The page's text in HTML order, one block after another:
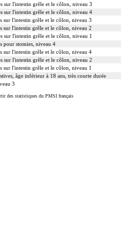
sur l'intestin grêle et le côlon, niveau 3
sur l'intestin grêle et le côlon, niveau 4
sur l'intestin grêle et le côlon, niveau 3
sur l'intestin grêle et le côlon, niveau 2
sur l'intestin grêle et le côlon, niveau 1
pour stomies, niveau 4
sur l'intestin grêle et le côlon, niveau 4
sur l'intestin grêle et le côlon, niveau 2
sur l'intestin grêle et le côlon, niveau 1
âge inférieur à 18 ans, très courte durée
3
des statistiques du PMSI français